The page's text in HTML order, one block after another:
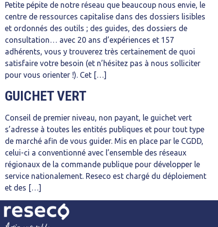
Petite pépite de notre réseau que beaucoup nous envie, le
centre de ressources capitalise dans des dossiers lisibles
et ordonnés des outils ; des guides, des dossiers de
consultation… avec 20 ans d’expériences et 157
adhérents, vous y trouverez très certainement de quoi
satisfaire votre besoin (et n’hésitez pas à nous solliciter
pour vous orienter !). Cet […]
GUICHET VERT
Conseil de premier niveau, non payant, le guichet vert
s’adresse à toutes les entités publiques et pour tout type
de marché afin de vous guider. Mis en place par le CGDD,
celui-ci a conventionné avec l’ensemble des réseaux
régionaux de la commande publique pour développer le
service nationalement. Reseco est chargé du déploiement
et des […]